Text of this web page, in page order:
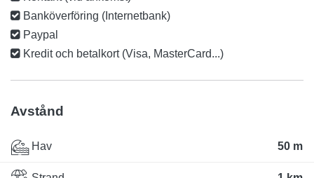
Banköverföring (Internetbank)
Paypal
Kredit och betalkort (Visa, MasterCard...)
Avstånd
Hav 50 m